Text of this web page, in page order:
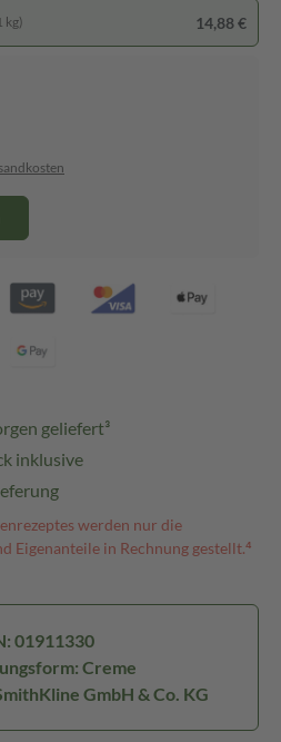
kg) 14,88 €
geliefert³
inklusive
werden nur die
Eigenanteile in Rechnung gestellt.⁴
01911330
Creme
GmbH & Co. KG